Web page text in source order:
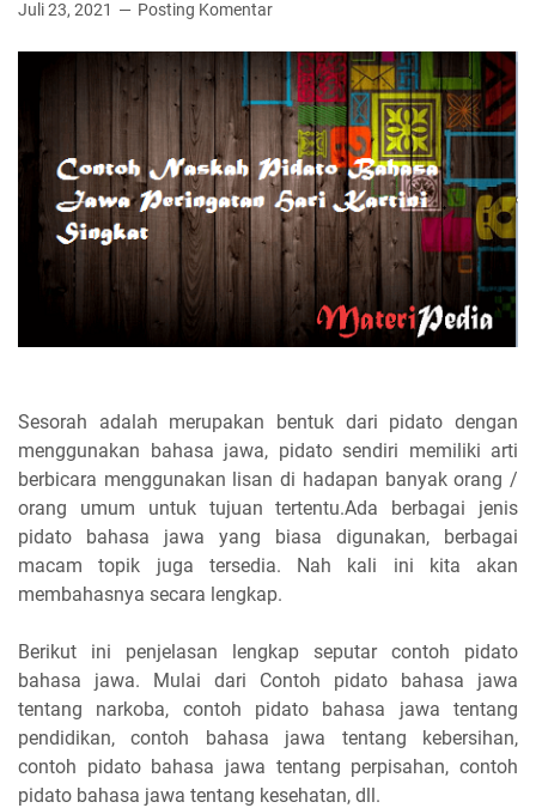
Juli 23, 2021 Posting Komentar
Sesorah adalah merupakan bentuk dari pidato dengan
menggunakan bahasa jawa, pidato sendiri memiliki arti
berbicara menggunakan lisan di hadapan banyak orang /
orang umum untuk tujuan tertentu.Ada berbagai jenis
pidato bahasa jawa yang biasa digunakan, berbagai
macam topik juga tersedia. Nah kali ini kita akan
membahasnya secara lengkap.
Berikut ini penjelasan lengkap seputar contoh pidato
bahasa jawa. Mulai dari Contoh pidato bahasa jawa
tentang narkoba, contoh pidato bahasa jawa tentang
pendidikan, contoh bahasa jawa tentang kebersihan,
contoh pidato bahasa jawa tentang perpisahan, contoh
pidato bahasa jawa tentang kesehatan, dll.